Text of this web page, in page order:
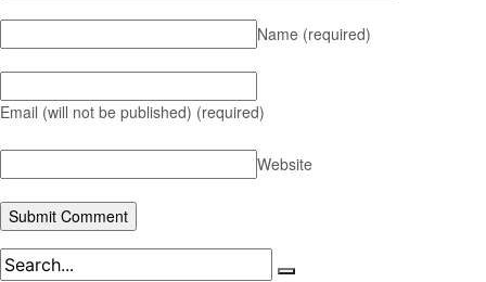
Name (required)
Email (will not be published) (required)
Website